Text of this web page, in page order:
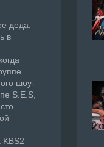
деда,
в
шоу-
S.E.S,
KBS2